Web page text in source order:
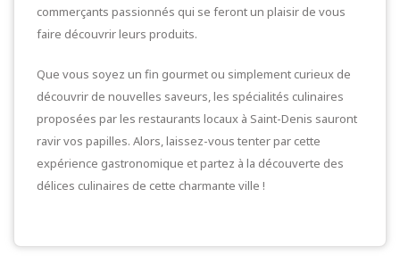
commerçants passionnés qui se feront un plaisir de vous
faire découvrir leurs produits.
Que vous soyez un fin gourmet ou simplement curieux de
découvrir de nouvelles saveurs, les spécialités culinaires
proposées par les restaurants locaux à Saint-Denis sauront
ravir vos papilles. Alors, laissez-vous tenter par cette
expérience gastronomique et partez à la découverte des
délices culinaires de cette charmante ville !